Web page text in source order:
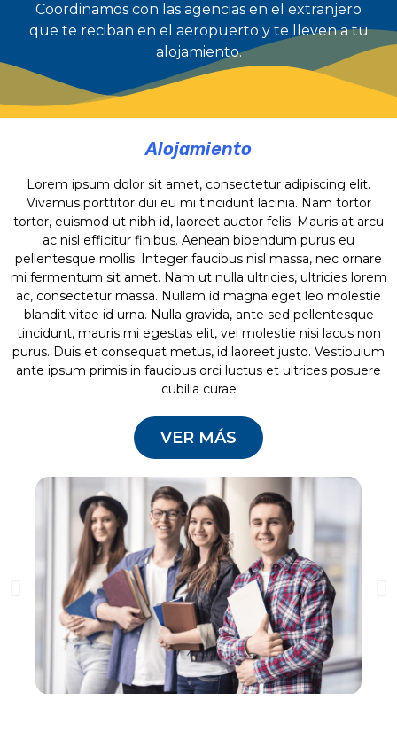
Coordinamos con las agencias en el extranjero
que te reciban en el aeropuerto y te lleven a tu
alojamiento.
Alojamiento
Lorem ipsum dolor sit amet, consectetur adipiscing elit.
Vivamus porttitor dui eu mi tincidunt lacinia. Nam tortor
tortor, euismod ut nibh id, laoreet auctor felis. Mauris at arcu
ac nisl efficitur finibus. Aenean bibendum purus eu
pellentesque mollis. Integer faucibus nisl massa, nec ornare
mi fermentum sit amet. Nam ut nulla ultricies, ultricies lorem
ac, consectetur massa. Nullam id magna eget leo molestie
blandit vitae id urna. Nulla gravida, ante sed pellentesque
tincidunt, mauris mi egestas elit, vel molestie nisi lacus non
purus. Duis et consequat metus, id laoreet justo. Vestibulum
ante ipsum primis in faucibus orci luctus et ultrices posuere
cubilia curae
VER MÁS